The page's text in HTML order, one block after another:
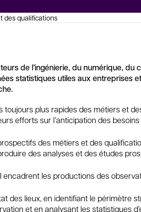
des qualifications
de l’ingénierie, du numérique, du
statistiques utiles aux entreprises
toujours plus rapides des métiers et
efforts sur l’anticipation des
des métiers et des
des analyses et des études
encadrent les productions des
des lieux, en identifiant le périmètre
et en analysant les statistiques